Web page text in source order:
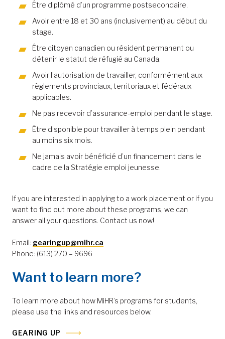
Être diplômé d’un programme postsecondaire.
Avoir entre 18 et 30 ans (inclusivement) au début du
stage.
Être citoyen canadien ou résident permanent ou
détenir le statut de réfugié au Canada.
Avoir l’autorisation de travailler, conformément aux
règlements provinciaux, territoriaux et fédéraux
applicables.
Ne pas recevoir d’assurance-emploi pendant le stage.
Être disponible pour travailler à temps plein pendant
au moins six mois.
Ne jamais avoir bénéficié d’un financement dans le
cadre de la Stratégie emploi jeunesse.
If you are interested in applying to a work placement or if you
want to find out more about these programs, we can
answer all your questions. Contact us now!
Email: gearingup@mihr.ca
Phone: (613) 270 – 9696
Want to learn more?
To learn more about how MiHR’s programs for students,
please use the links and resources below.
GEARING UP